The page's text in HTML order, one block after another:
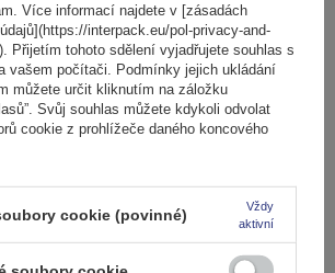
Blanc Supra 2
ve velkém množství
Přidat
košíku
Více informací najdete v [zásadách
interpack.eu/pol-privacy-and-
Přijetím tohoto sdělení vyjadřujete souhlas s
vašem počítači. Podmínky jejich ukládání
můžete určit kliknutím na záložku
Svůj souhlas můžete kdykoli odvolat
cookie z prohlížeče daného koncového
cookie (povinné)
Vždy
aktivní